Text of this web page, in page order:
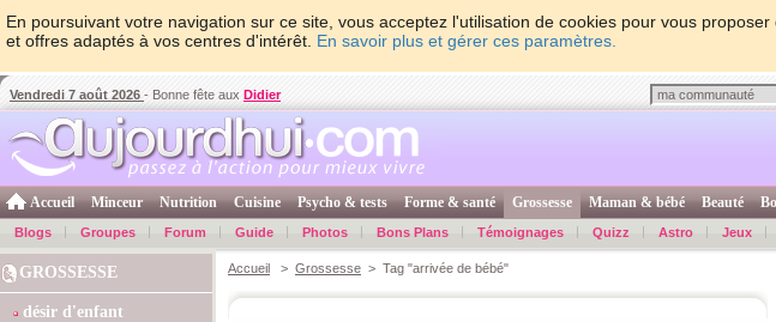
En poursuivant votre navigation sur ce site, vous acceptez l'utilisation de cookies pour vous proposer
et offres adaptés à vos centres d'intérêt. En savoir plus et gérer ces paramètres.
Vendredi 7 août 2026 - Bonne fête aux Didier
Accueil Minceur Nutrition Cuisine Psycho & tests Forme & santé Grossesse Maman & bébé Beauté
Blogs Groupes Forum Guide Photos Bons Plans Témoignages Quizz Astro Jeux
GROSSESSE
désir d'enfant
Accueil > Grossesse > Tag "arrivée de bébé"